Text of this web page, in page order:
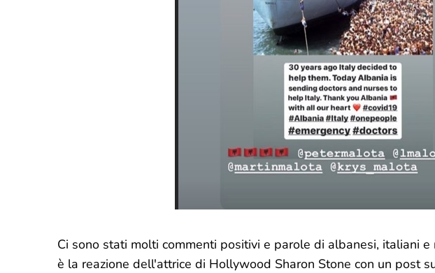
Ci sono stati molti commenti positivi e parole di albanesi, italiani
è la reazione dell'attrice di Hollywood Sharon Stone con un post